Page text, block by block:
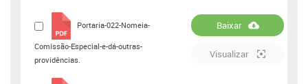
Portaria-022-Nomeia-
Comissão-Especial-e-dá-outras-
providências.
Baixar
Visualizar